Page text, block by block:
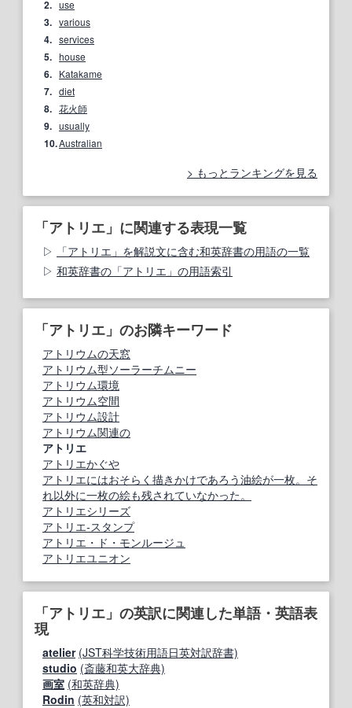
2. use
3. various
4. services
5. house
6. Katakame
7. diet
8. 花火師
9. usually
10.Australian
もっとランキングを見る
「アトリエ」に関連する表現一覧
「アトリエ」を解説文に含む和英辞書の用語の一覧
和英辞書の「アトリエ」の用語索引
「アトリエ」のお隣キーワード
アトリウムの天窓
アトリウム型ソーラーチムニー
アトリウム環境
アトリウム空間
アトリウム設計
アトリウム関連の
アトリエ
アトリエかぐや
アトリエにはおそらく描きかけであろう油絵が一枚。そ
れ以外に一枚の絵も残されていなかった。
アトリエシリーズ
アトリエ‐スタンプ
アトリエ・ド・モンルージュ
アトリエユニオン
「アトリエ」の英訳に関連した単語・英語表
現
atelier (JST科学技術用語日英対訳辞書)
studio (斎藤和英大辞典)
画室 (和英辞典)
Rodin (英和対訳)